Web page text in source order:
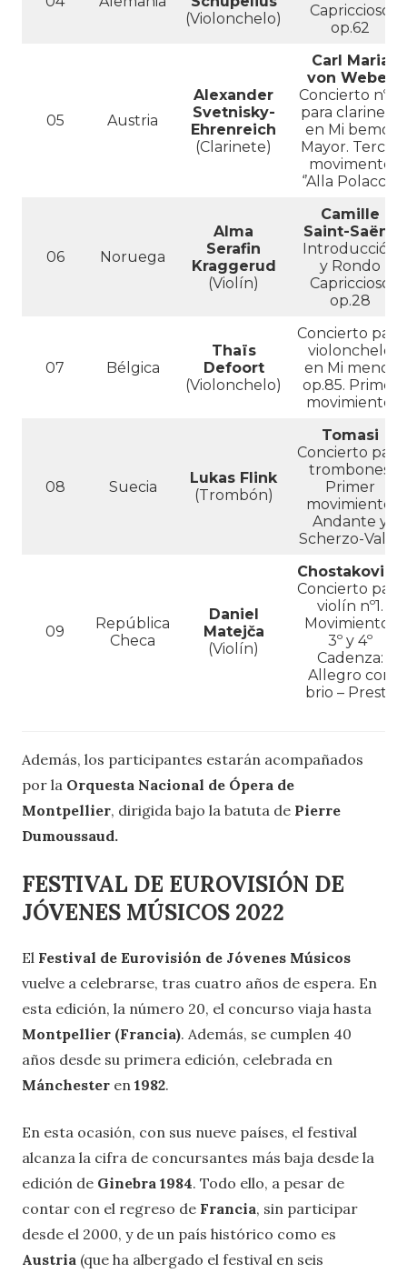
(Violonchelo)
Capriccioso
op.62
05 Austria
Alexander
Svetnisky-
Ehrenreich
(Clarinete)
Carl Maria
von Weber
Concierto nº 2
para clarinete
en Mi bemol
Mayor. Tercer
movimento
‘’Alla Polacca’’
06 Noruega
Alma
Serafin
Kraggerud
(Violín)
Camille
Saint-Saëns
Introducción
y Rondo
Capriccioso
op.28
07 Bélgica
Thaïs
Defoort
(Violonchelo)
Concierto para
violonchelo
en Mi menor
op.85. Primer
movimiento.
08 Suecia
Lukas Flink
(Trombón)
Tomasi
Concierto para
trombones.
Primer
movimiento:
Andante y
Scherzo-Valse
09
República
Checa
Daniel
Matejča
(Violín)
Chostakovich
Concierto para
violín nº1.
Movimientos
3º y 4º
Cadenza:
Allegro con
brio – Presto
Además, los participantes estarán acompañados
por la Orquesta Nacional de Ópera de
Montpellier, dirigida bajo la batuta de Pierre
Dumoussaud.
FESTIVAL DE EUROVISIÓN DE
JÓVENES MÚSICOS 2022
El Festival de Eurovisión de Jóvenes Músicos
vuelve a celebrarse, tras cuatro años de espera. En
esta edición, la número 20, el concurso viaja hasta
Montpellier (Francia). Además, se cumplen 40
años desde su primera edición, celebrada en
Mánchester en 1982.
En esta ocasión, con sus nueve países, el festival
alcanza la cifra de concursantes más baja desde la
edición de Ginebra 1984. Todo ello, a pesar de
contar con el regreso de Francia, sin participar
desde el 2000, y de un país histórico como es
Austria (que ha albergado el festival en seis